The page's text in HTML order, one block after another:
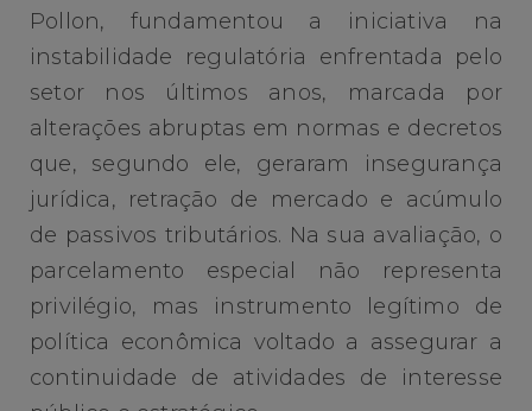
Pollon, fundamentou a iniciativa na
instabilidade regulatória enfrentada pelo
setor nos últimos anos, marcada por
alterações abruptas em normas e decretos
que, segundo ele, geraram insegurança
jurídica, retração de mercado e acúmulo
de passivos tributários. Na sua avaliação, o
parcelamento especial não representa
privilégio, mas instrumento legítimo de
política econômica voltado a assegurar a
continuidade de atividades de interesse